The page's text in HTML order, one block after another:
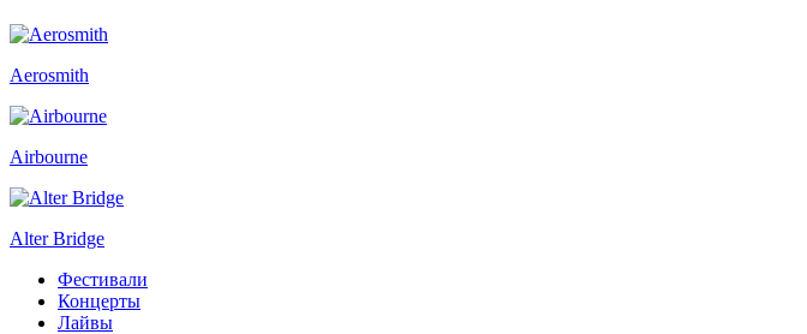
Aerosmith
Airbourne
Alter Bridge
Фестивали
Концерты
Лайвы